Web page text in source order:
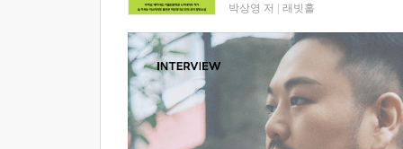
박상영 저 래빗홀